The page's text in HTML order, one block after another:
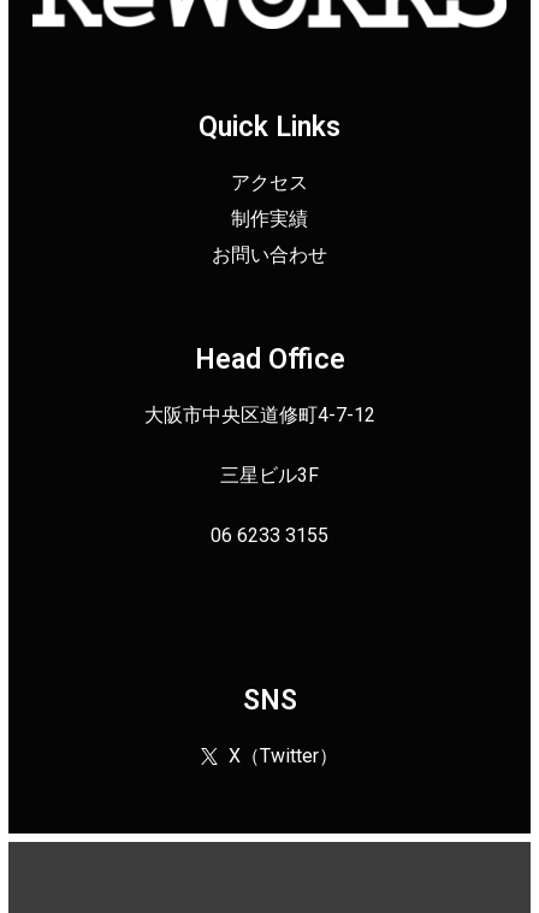
Quick Links
アクセス
制作実績
お問い合わせ
Head Office
大阪市中央区道修町4-7-12
三星ビル3F
06 6233 3155
SNS
X（Twitter）